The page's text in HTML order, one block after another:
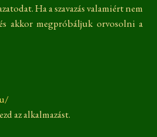
Ha a szavazás valamiért nem
akkor megpróbáljuk orvosolni a
az alkalmazást.